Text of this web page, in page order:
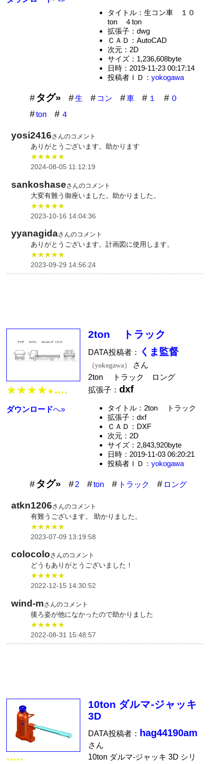
タイトル：生コン車 １０
ton ４ton
拡張子：dwg
ＣＡＤ：AutoCAD
次元：2D
サイズ：1,236,608byte
日時：2019-11-23 00:17:14
投稿者ＩＤ： yokogawa
タグ» 生 コン 車 １
０
ton
４
yosi2416さんのコメント
ありがとうございます。助かります
★★★★★
2024-08-05 11:12:19
sankoshaseさんのコメント
大変有難う御座いました。助かりました。
★★★★★
2023-10-16 14:04:36
yyanagidaさんのコメント
ありがとうございます。計画図に使用します。
★★★★★
2023-09-29 14:56:24
★★★★★ ★★★★
ダウンロードへ»
2ton トラック
DATA投稿者： くま監督
（yokogawa）
さん
2ton トラック ロング
拡張子：dxf
タイトル：2ton トラック
拡張子：dxf
ＣＡＤ：DXF
次元：2D
サイズ：2,843,920byte
日時：2019-11-03 06:20:21
投稿者ＩＤ： yokogawa
タグ» 2 ton トラック ロング
atkn1206さんのコメント
有難うございます。 助かりました。
★★★★★
2023-07-09 13:19:58
colocoloさんのコメント
どうもありがとうございました！
★★★★★
2022-12-15 14:30:52
wind-mさんのコメント
後ろ姿が他になかったので助かりました
★★★★★
2022-08-31 15:48:57
★★★★★
10ton ダルマ-ジャッキ
3D
DATA投稿者： hag44190am
さん
10ton ダルマ-ジャッキ 3D シリ